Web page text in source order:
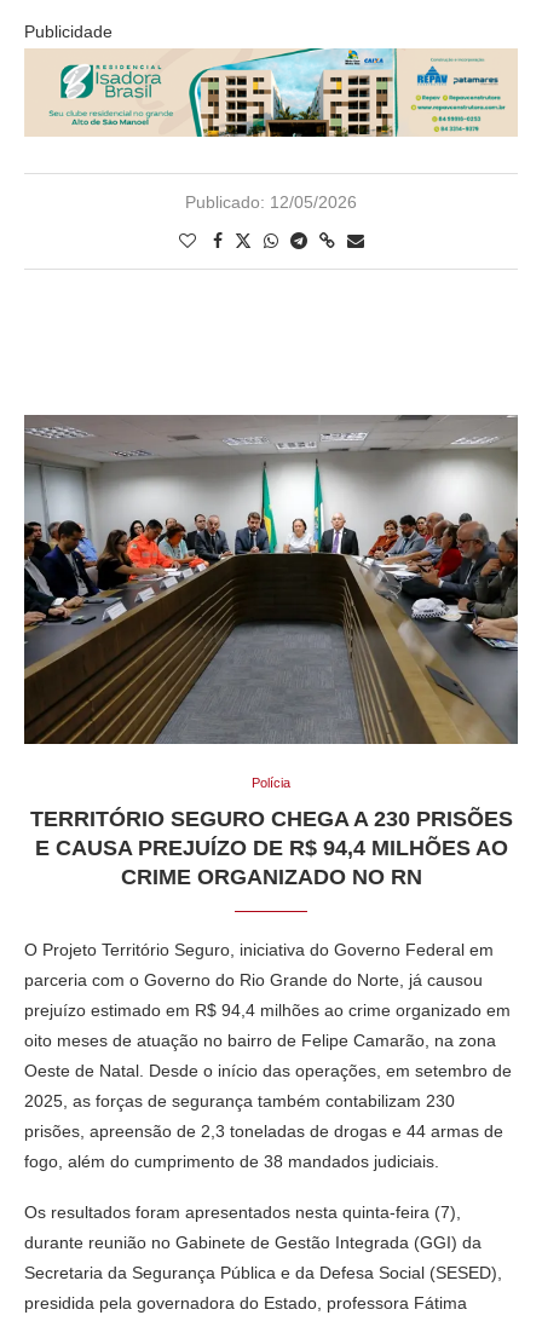
Publicidade
Publicado: 12/05/2026
Polícia
TERRITÓRIO SEGURO CHEGA A 230 PRISÕES
E CAUSA PREJUÍZO DE R$ 94,4 MILHÕES AO
CRIME ORGANIZADO NO RN
O Projeto Território Seguro, iniciativa do Governo Federal em
parceria com o Governo do Rio Grande do Norte, já causou
prejuízo estimado em R$ 94,4 milhões ao crime organizado em
oito meses de atuação no bairro de Felipe Camarão, na zona
Oeste de Natal. Desde o início das operações, em setembro de
2025, as forças de segurança também contabilizam 230
prisões, apreensão de 2,3 toneladas de drogas e 44 armas de
fogo, além do cumprimento de 38 mandados judiciais.
Os resultados foram apresentados nesta quinta-feira (7),
durante reunião no Gabinete de Gestão Integrada (GGI) da
Secretaria da Segurança Pública e da Defesa Social (SESED),
presidida pela governadora do Estado, professora Fátima